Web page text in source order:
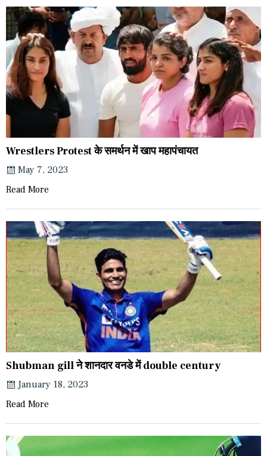
Wrestlers Protest के समर्थन में खाप महापंचायत
May 7, 2023
Read More
Shubman gill ने शानदार वनडे में double century
January 18, 2023
Read More